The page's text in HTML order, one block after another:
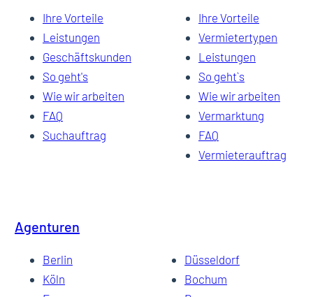
Ihre Vorteile
Leistungen
Geschäftskunden
So geht's
Wie wir arbeiten
FAQ
Suchauftrag
Ihre Vorteile
Vermietertypen
Leistungen
So geht`s
Wie wir arbeiten
Vermarktung
FAQ
Vermieterauftrag
Agenturen
Berlin
Düsseldorf
Köln
Bochum